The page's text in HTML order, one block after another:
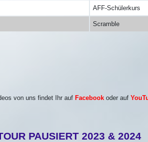
AFF-Schülerkurs
Scramble
von uns findet Ihr auf Facebook oder auf
PAUSIERT 2023 & 2024